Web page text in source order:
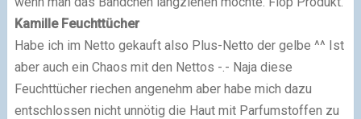
Kamille Feuchttücher
Habe ich im Netto gekauft also Plus-Netto der gelbe ^^ Ist
aber auch ein Chaos mit den Nettos -.- Naja diese
Feuchttücher riechen angenehm aber habe mich dazu
entschlossen nicht unnötig die Haut mit Parfumstoffen zu